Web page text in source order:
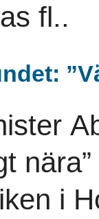
fl..
i